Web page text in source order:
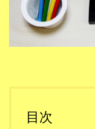
目次